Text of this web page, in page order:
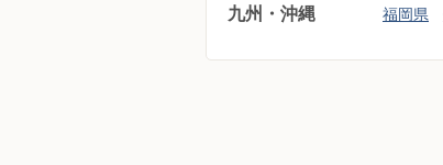
九州・沖縄 福岡県